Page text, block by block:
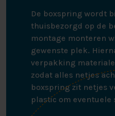
De boxspring wordt
thuisbezorgd op de
montage monteren
gewenste plek.
verpakking
zodat alles netjes
boxspring zit netjes
plastic om eventuele